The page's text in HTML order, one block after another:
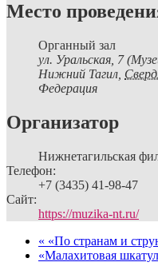
Место
Органный зал
ул. Уральская, 7
Нижний Тагил
Федерация
Организатор
Нижнетагильская
Телефон:
+7 (3435) 41-98-47
Сайт:
https://muzika-nt.ru/
« «По странам и
«Малахитовая